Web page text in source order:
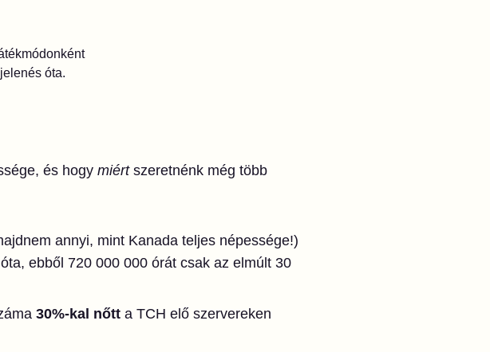
óta.
és hogy miértszeretnénk még több
annyi, mint Kanada teljes népessége!)
ebből 720 000 000 órát csak az elmúlt 30
30%-kal nőtt a TCH elő szervereken